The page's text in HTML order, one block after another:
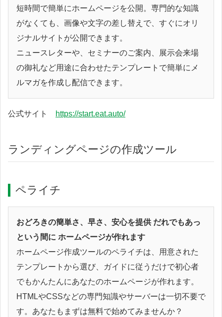
短時間で簡単にホームページを公開。専門的な知識
がなくても、画像や文字の差し替えで、すぐにオリ
ジナルサイトが公開できます。
ニュースレターや、セミナーのご案内、展示会来場
の御礼など用途に合わせたテンプレートで簡単にメ
ルマガを作成し配信できます。
公式サイト https://start.eat.auto/
ランディングページの作成ツール
ペライチ
おどろきの簡単さ、早さ、安心を提供 だれでもあっ
という間に ホームページが作れます
ホームページ作成ツールのペライチは、用意された
テンプレートから選び、ガイドに従うだけで初心者
でもかんたんにあなたのホームページが作れます。
HTMLやCSSなどの専門知識やサーバーは一切不要で
す。あなたもまずは無料で始めてみませんか？